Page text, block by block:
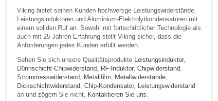
Viking bietet seinen Kunden hochwertige Leistungswiderstände,
Leistungsinduktoren und Aluminium-Elektrolytkondensatoren mit
einem soliden Ruf an. Sowohl mit fortschrittlicher Technologie als
auch mit 25 Jahren Erfahrung stellt Viking sicher, dass die
Anforderungen jedes Kunden erfüllt werden.
Sehen Sie sich unsere Qualitätsprodukte
Leistungsinduktor,
Dünnschicht-Chipwiderstand
RF-Induktor, Chipwiderstand
Strommesswiderstand
Metallfilm Metallwiderstände
Dickschichtwiderstand Chip-Kondensator,
Leistungswiderstand
an und zögern Sie nicht,
Kontaktieren Sie uns